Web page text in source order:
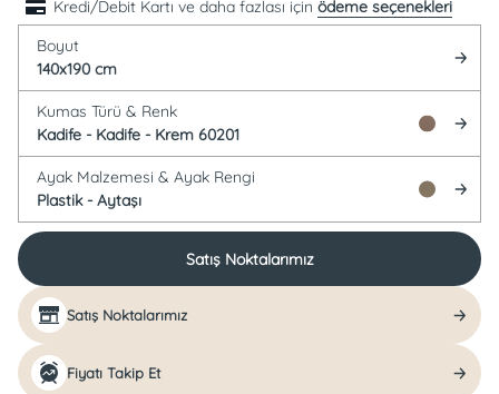
Kredi/Debit Kartı ve daha fazlası için ödeme seçenekleri
Boyut
140x190 cm
Kumas Türü & Renk
Kadife - Kadife - Krem 60201
Ayak Malzemesi & Ayak Rengi
Plastik - Aytaşı
Satış Noktalarımız
Satış Noktalarımız
Fiyatı Takip Et